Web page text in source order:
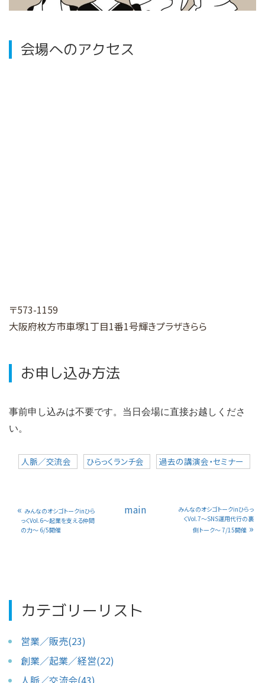
会場へのアクセス
〒573-1159
大阪府枚方市車塚1丁目1番1号輝きプラザきらら
お申し込み方法
事前申し込みは不要です。当日会場に直接お越しくださ
い。
人脈／交流会 ひらっくランチ会 過去の講演会・セミナー
« みんなのオシゴトークinひら
っくVol.6〜起業を支える仲間
の力〜 6/5開催
main
みんなのオシゴトークinひらっ
くVol.7〜SNS運用代行の裏
側トーク〜 7/15開催»
カテゴリーリスト
営業／販売(23)
創業／起業／経営(22)